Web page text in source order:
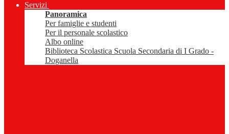
Servizi
Panoramica
Per famiglie e studenti
Per il personale scolastico
Albo online
Biblioteca Scolastica Scuola Secondaria di I Grado -
Doganella